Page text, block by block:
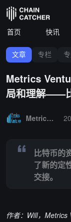
首页 快讯
文章 专栏
Metrics
局和理解——
Metrics Ventures
比特币的
了新的定
交接。
作者：Will，Metrics